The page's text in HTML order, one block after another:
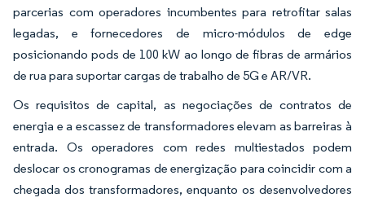
parcerias com operadores incumbentes para retrofitar salas
legadas, e fornecedores de micro-módulos de edge
posicionando pods de 100 kW ao longo de fibras de armários
de rua para suportar cargas de trabalho de 5G e AR/VR.
Os requisitos de capital, as negociações de contratos de
energia e a escassez de transformadores elevam as barreiras à
entrada. Os operadores com redes multiestados podem
deslocar os cronogramas de energização para coincidir com a
chegada dos transformadores, enquanto os desenvolvedores